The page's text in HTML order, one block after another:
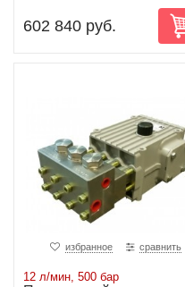
602 840 руб.
избранное сравнить
12 л/мин, 500 бар